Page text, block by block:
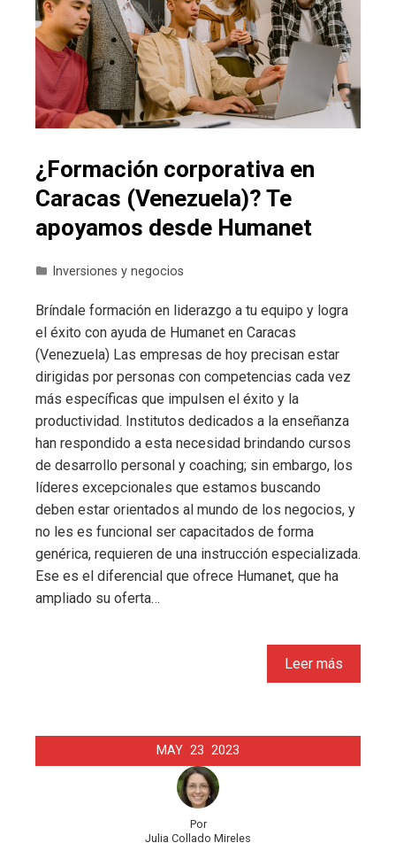
¿Formación corporativa en
Caracas (Venezuela)? Te
apoyamos desde Humanet
Inversiones y negocios
Bríndale formación en liderazgo a tu equipo y logra
el éxito con ayuda de Humanet en Caracas
(Venezuela) Las empresas de hoy precisan estar
dirigidas por personas con competencias cada vez
más específicas que impulsen el éxito y la
productividad. Institutos dedicados a la enseñanza
han respondido a esta necesidad brindando cursos
de desarrollo personal y coaching; sin embargo, los
líderes excepcionales que estamos buscando
deben estar orientados al mundo de los negocios, y
no les es funcional ser capacitados de forma
genérica, requieren de una instrucción especializada.
Ese es el diferencial que ofrece Humanet, que ha
ampliado su oferta…
Leer más
MAY 23 2023
Por
Julia Collado Mireles